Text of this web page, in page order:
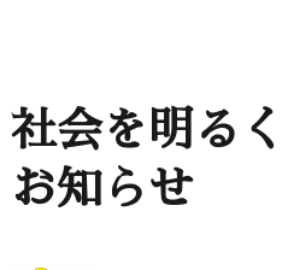
社会を明る
お知らせ